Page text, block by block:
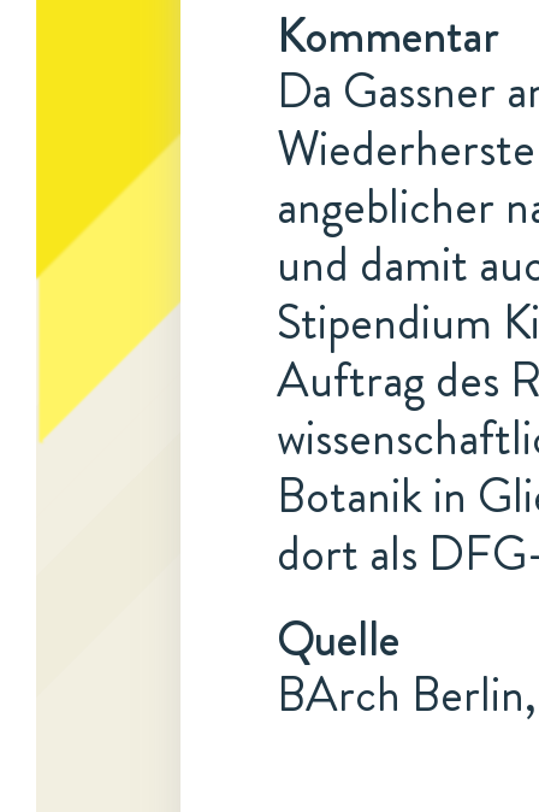
Kommentar
Da Gassner
angeblicher
und damit
Stipendium
Auftrag des
Botanik in
dort als
Quelle
BArch